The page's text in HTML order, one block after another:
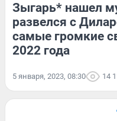
Зыгарь* нашел
развелся с
самые громкие
2022 года
5 января, 2023, 08:30 14